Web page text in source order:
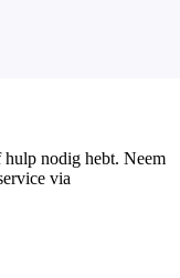
nodig hebt. Neem
via